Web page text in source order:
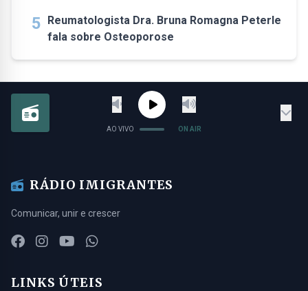
5 Reumatologista Dra. Bruna Romagna Peterle
fala sobre Osteoporose
AO VIVO ON AIR
RÁDIO IMIGRANTES
Comunicar, unir e crescer
LINKS ÚTEIS